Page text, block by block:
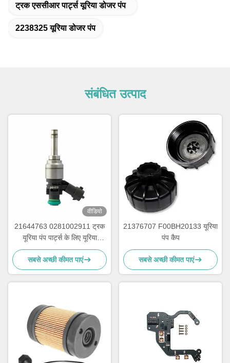
ट्रक एससीआर पार्ट्स यूरिया डोजर पंप
2238325 यूरिया डोजर पंप
संबंधित उत्पाद
वीडियो
21644763 0281002911 ट्रक
यूरिया पंप पार्ट्स के लिए यूरिया
इंजेक्शन मरम्मत किट
सबसे अच्छी कीमत पाएं
21376707 F00BH20133 यूरिया
पंप कैप
सबसे अच्छी कीमत पाएं